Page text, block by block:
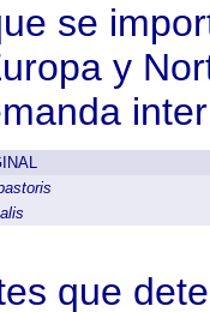
se
y
que